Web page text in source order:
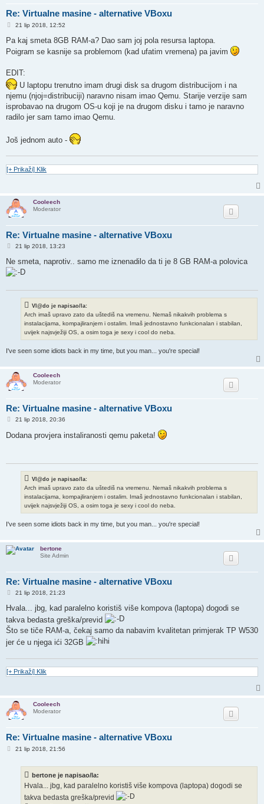
Re: Virtualne masine - alternative VBoxu
P
s
21 lip 2018, 12:52
Pa kaj smeta 8GB RAM-a? Dao sam joj pola resursa laptopa.
Poigram se kasnije sa problemom (kad ufatim vremena) pa javim
EDIT:
U laptopu trenutno imam drugi disk sa drugom distribucijom i na
njemu (njoj=distribuciji) naravno nisam imao Qemu. Starije verzije sam
isprobavao na drugom OS-u koji je na drugom disku i tamo je naravno
radilo jer sam tamo imao Qemu.
Još jednom auto -
[+ Prikaži] Klik
Cooleech
Moderator
Re: Virtualne masine - alternative VBoxu
P
s
t
21 lip 2018, 13:23
Ne smeta, naprotiv.. samo me iznenadilo da ti je 8 GB RAM-a polovica
Vl@do je napisao/la:
Arch imaš upravo zato da uštediš na vremenu. Nemaš nikakvih problema s
instalacijama, kompajliranjem i ostalim. Imaš jednostavno funkcionalan i stabilan,
uvijek najsvježiji OS, a osim toga je sexy i cool do neba.
I've seen some idiots back in my time, but you man... you're special!
Cooleech
Moderator
Re: Virtualne masine - alternative VBoxu
P
s
t
21 lip 2018, 20:36
Dodana provjera instaliranosti qemu paketa!
Vl@do je napisao/la:
Arch imaš upravo zato da uštediš na vremenu. Nemaš nikakvih problema s
instalacijama, kompajliranjem i ostalim. Imaš jednostavno funkcionalan i stabilan,
uvijek najsvježiji OS, a osim toga je sexy i cool do neba.
I've seen some idiots back in my time, but you man... you're special!
bertone
Site Admin
Re: Virtualne masine - alternative VBoxu
P
s
21 lip 2018, 21:23
Hvala... jbg, kad paralelno koristiš više kompova (laptopa) dogodi se
takva bedasta greška/previd
Što se tiče RAM-a, čekaj samo da nabavim kvalitetan primjerak TP W530
jer će u njega ići 32GB
[+ Prikaži] Klik
Cooleech
Moderator
Re: Virtualne masine - alternative VBoxu
P21 lip 2018, 21:56
bertone je napisao/la:
Hvala... jbg, kad paralelno koristiš više kompova (laptopa) dogodi se
takva bedasta greška/previd